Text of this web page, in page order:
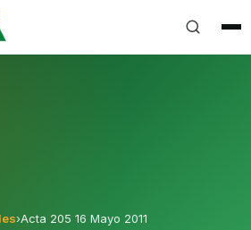
Municipal del
›Acta 205 16 Mayo 2011